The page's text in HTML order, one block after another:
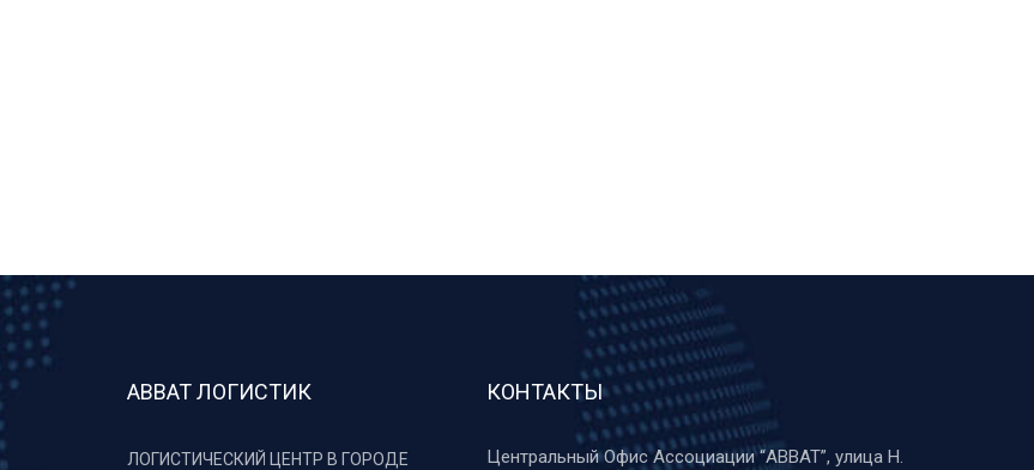
АВВАТ ЛОГИСТИК
ЛОГИСТИЧЕСКИЙ ЦЕНТР В ГОРОДЕ
КОНТАКТЫ
Центральный Офис Ассоциации “ABBAT”, улица Н.